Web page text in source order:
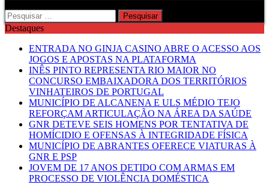
Pesquisar
por:
Destaques
ENTRADA NO GINJA CASINO ABRE O ACESSO AOS
JOGOS E APOSTAS NA PLATAFORMA
INÊS PINTO REPRESENTA RIO MAIOR NO
CONCURSO EMBAIXADORA DOS TERRITÓRIOS
VINHATEIROS DE PORTUGAL
MUNICÍPIO DE ALCANENA E ULS MÉDIO TEJO
REFORÇAM ARTICULAÇÃO NA ÁREA DA SAÚDE
GNR DETEVE SEIS HOMENS POR TENTATIVA DE
HOMÍCIDIO E OFENSAS À INTEGRIDADE FÍSICA
MUNICÍPIO DE ABRANTES OFERECE VIATURAS À
GNR E PSP
JOVEM DE 17 ANOS DETIDO COM ARMAS EM
PROCESSO DE VIOLÊNCIA DOMÉSTICA